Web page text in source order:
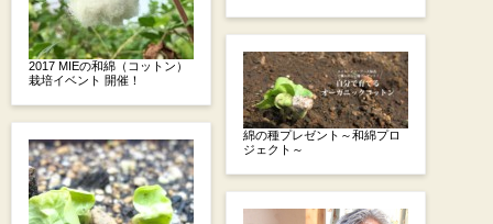
2017 MIEの和綿（コットン）
栽培イベント 開催！
綿の種プレゼント～和綿プロ
ジェクト～